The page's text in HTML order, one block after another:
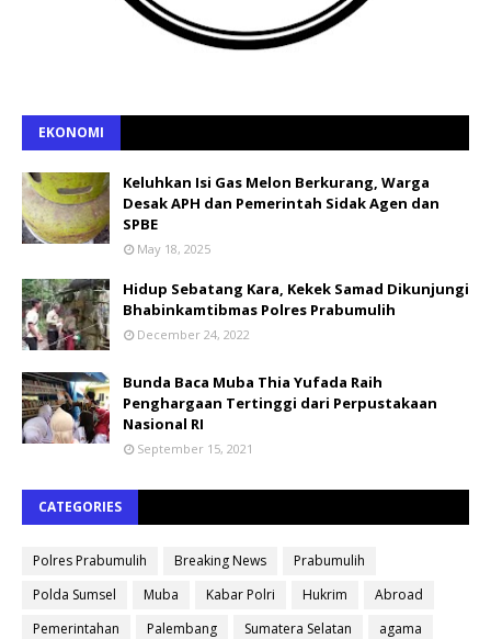
EKONOMI
Keluhkan Isi Gas Melon Berkurang, Warga
Desak APH dan Pemerintah Sidak Agen dan
SPBE
May 18, 2025
Hidup Sebatang Kara, Kekek Samad Dikunjungi
Bhabinkamtibmas Polres Prabumulih
December 24, 2022
Bunda Baca Muba Thia Yufada Raih
Penghargaan Tertinggi dari Perpustakaan
Nasional RI
September 15, 2021
CATEGORIES
Polres Prabumulih Breaking News
Prabumulih
Polda Sumsel
Muba Kabar Polri Hukrim
Abroad
Pemerintahan
Palembang Sumatera Selatan
agama